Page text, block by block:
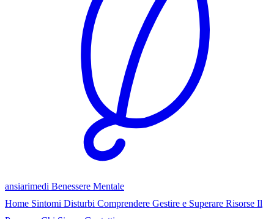
ansiarimedi Benessere Mentale
Home Sintomi Disturbi Comprendere Gestire e Superare Risorse Il